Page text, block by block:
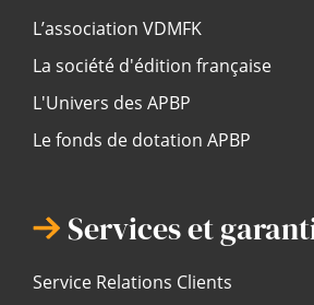
L’association VDMFK
La société d'édition française
L'Univers des APBP
Le fonds de dotation APBP
Services et
Service Relations Clients